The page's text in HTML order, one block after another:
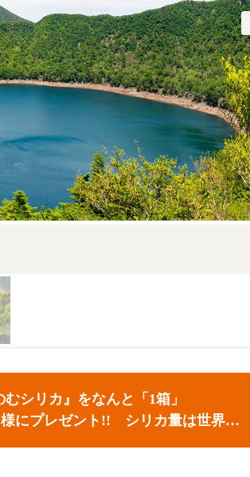
シリカ』をなんと「1箱」
様にプレゼント!! シリカ量は世界ト